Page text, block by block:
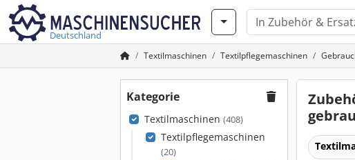
Deutschland
Textilmaschinen Textilpflegemaschinen
Kategorie
Textilmaschinen (408)
Textilpflegemaschinen
(20)